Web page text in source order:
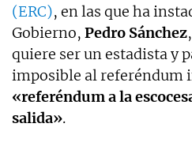
(ERC), en las que ha
Gobierno, Pedro Sánchez
quiere ser un estadista y
imposible al referéndum
«referéndum a la
salida».